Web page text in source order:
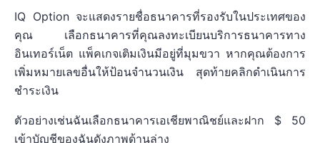
IQ Option จะแสดงรายชื่อธนาคารที่รองรับในประเทศของ
คุณ เลือกธนาคารที่คุณลงทะเบียนบริการธนาคารทาง
อินเทอร์เน็ต แพ็คเกจเติมเงินมีอยู่ที่มุมขวา หากคุณต้องการ
เพิ่มหมายเลขอื่นให้ป้อนจำนวนเงิน สุดท้ายคลิกดำเนินการ
ชำระเงิน
ตัวอย่างเช่นฉันเลือกธนาคารเอเชียพาณิชย์และฝาก $ 50
เข้าบัญชีของฉันดังภาพด้านล่าง